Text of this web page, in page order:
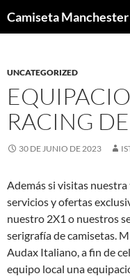
Camiseta
UNCATEGORIZED
RACING
30 DE JUNIO DE 2023
Además si visitas
servicios y ofertas
nuestro 2X1 o nuestros
serigrafía de camisetas.
Audax Italiano, a fin de
equipo local una